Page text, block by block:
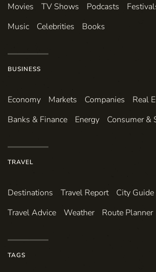
Movies TV Shows Podcasts
Music
Celebrities Books
BUSINESS
Economy Markets Companies
Real
Banks & Finance
Energy Consumer &
TRAVEL
Destinations Travel Report City Guide
Travel Advice
Weather Route Planner
TAGS